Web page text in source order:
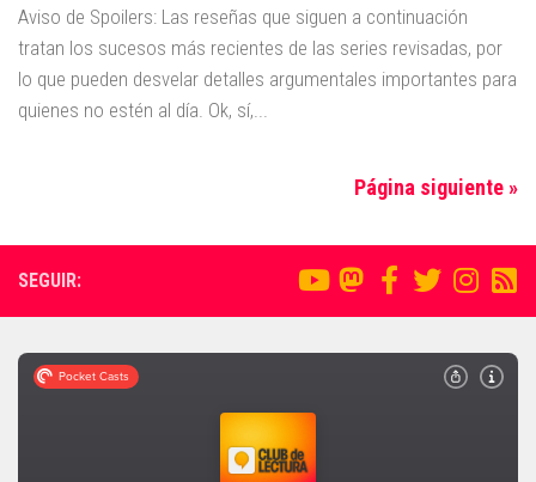
Aviso de Spoilers: Las reseñas que siguen a continuación
tratan los sucesos más recientes de las series revisadas, por
lo que pueden desvelar detalles argumentales importantes para
quienes no estén al día. Ok, sí,...
Página siguiente »
SEGUIR: